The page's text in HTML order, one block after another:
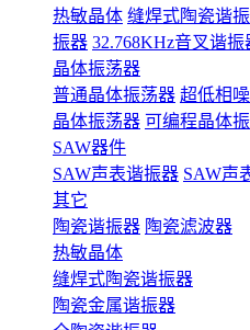
热敏晶体 缝焊式陶瓷谐
振器 32.768KHz音叉谐振
晶体振荡器
普通晶体振荡器 超低相
晶体振荡器 可编程晶体
SAW器件
SAW声表谐振器 SAW声
其它
陶瓷谐振器 陶瓷滤波器
热敏晶体
缝焊式陶瓷谐振器
陶瓷金属谐振器